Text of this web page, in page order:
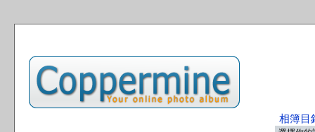
相簿目